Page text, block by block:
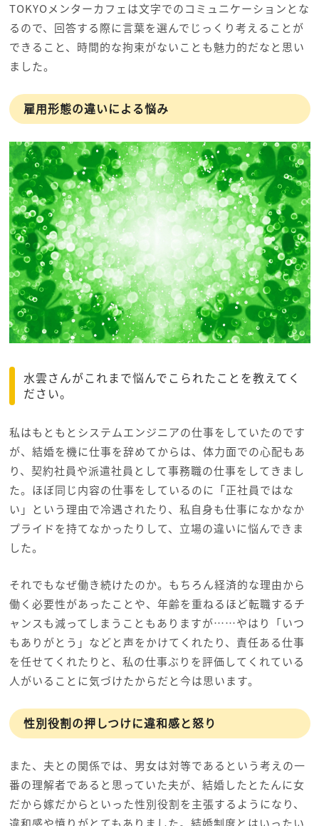
TOKYOメンターカフェは文字でのコミュニケーションとな
るので、回答する際に言葉を選んでじっくり考えることが
できること、時間的な拘束がないことも魅力的だなと思い
ました。
雇用形態の違いによる悩み
水雲さんがこれまで悩んでこられたことを教えてく
ださい。
私はもともとシステムエンジニアの仕事をしていたのです
が、結婚を機に仕事を辞めてからは、体力面での心配もあ
り、契約社員や派遣社員として事務職の仕事をしてきまし
た。ほぼ同じ内容の仕事をしているのに「正社員ではな
い」という理由で冷遇されたり、私自身も仕事になかなか
プライドを持てなかったりして、立場の違いに悩んできま
した。
それでもなぜ働き続けたのか。もちろん経済的な理由から
働く必要性があったことや、年齢を重ねるほど転職するチ
ャンスも減ってしまうこともありますが……やはり「いつ
もありがとう」などと声をかけてくれたり、責任ある仕事
を任せてくれたりと、私の仕事ぶりを評価してくれている
人がいることに気づけたからだと今は思います。
性別役割の押しつけに違和感と怒り
また、夫との関係では、男女は対等であるという考えの一
番の理解者であると思っていた夫が、結婚したとたんに女
だから嫁だからといった性別役割を主張するようになり、